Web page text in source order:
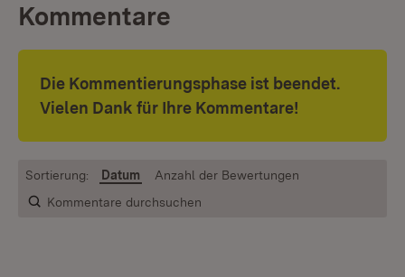
Kommentare
Die Kommentierungsphase ist beendet.
Vielen Dank für Ihre Kommentare!
Kommentare durchsuchen
Sortierung: Datum Anzahl der Bewertungen